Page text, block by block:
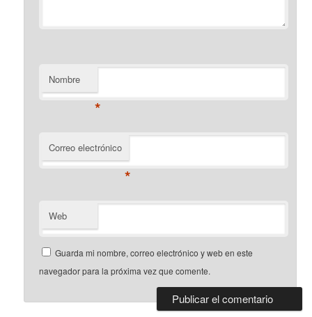
Nombre
*
Correo electrónico
*
Web
Guarda mi nombre, correo electrónico y web en este
navegador para la próxima vez que comente.